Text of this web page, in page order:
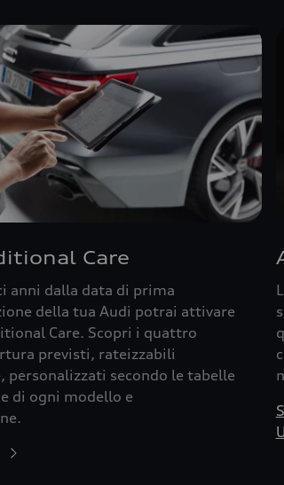
Care
anni dalla data di prima
della tua Audi potrai attivare
Care. Scopri i quattro
previsti, rateizzabili
personalizzati secondo le tabelle
di ogni modello e